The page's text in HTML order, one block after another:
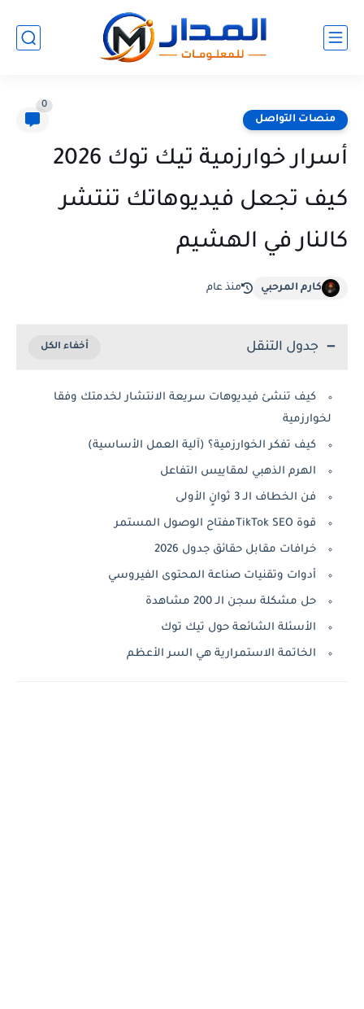
منصات التواصل
0
أسرار خوارزمية تيك توك 2026
كيف تجعل فيديوهاتك تنتشر
كالنار في الهشيم
كارم المرحبي منذ عام
جدول التنقل
كيف تنشئ فيديوهات سريعة الانتشار لخدمتك وفقا
لخوارزمية
كيف تفكر الخوارزمية؟ (آلية العمل الأساسية)
الهرم الذهبي لمقاييس التفاعل
فن الخطاف الـ 3 ثوانٍ الأولى
قوة TikTok SEOمفتاح الوصول المستمر
خرافات مقابل حقائق جدول 2026
أدوات وتقنيات صناعة المحتوى الفيروسي
حل مشكلة سجن الـ 200 مشاهدة
الأسئلة الشائعة حول تيك توك
الخاتمة الاستمرارية هي السر الأعظم